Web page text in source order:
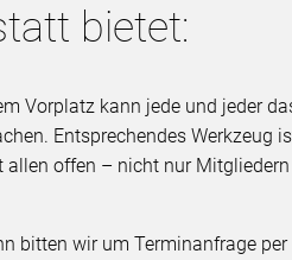
bietet:
Vorplatz kann jede und jeder
Entsprechendes Werkzeug
offen – nicht nur Mitgliedern
bitten wir um Terminanfrage